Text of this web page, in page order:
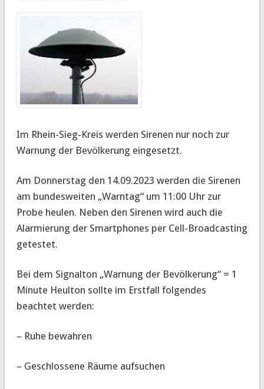
Im Rhein-Sieg-Kreis werden Sirenen nur noch zur
Warnung der Bevölkerung eingesetzt.
Am Donnerstag den 14.09.2023 werden die Sirenen
am bundesweiten „Warntag“ um 11:00 Uhr zur
Probe heulen. Neben den Sirenen wird auch die
Alarmierung der Smartphones per Cell-Broadcasting
getestet.
Bei dem Signalton „Warnung der Bevölkerung“ = 1
Minute Heulton sollte im Erstfall folgendes
beachtet werden:
– Ruhe bewahren
– Geschlossene Räume aufsuchen